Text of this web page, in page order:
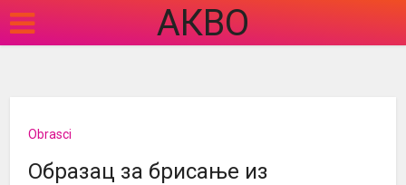
АКВО
Obrasci
Образац за брисање из